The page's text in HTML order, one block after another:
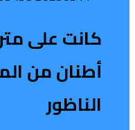
أطنان من
الناظور